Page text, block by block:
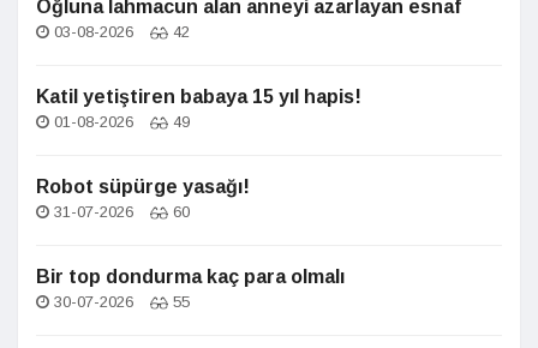
Oğluna lahmacun alan anneyi azarlayan esnaf
03-08-2026 42
Katil yetiştiren babaya 15 yıl hapis!
01-08-2026 49
Robot süpürge yasağı!
31-07-2026 60
Bir top dondurma kaç para olmalı
30-07-2026 55